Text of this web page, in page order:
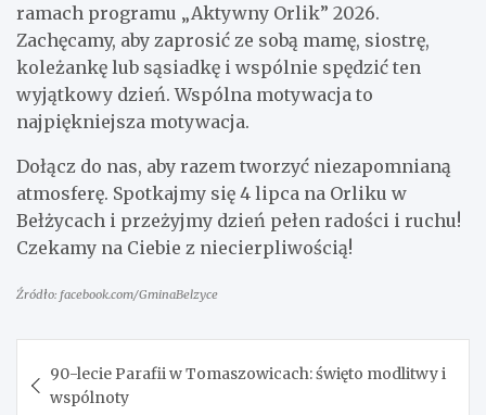
ramach programu „Aktywny Orlik” 2026.
Zachęcamy, aby zaprosić ze sobą mamę, siostrę,
koleżankę lub sąsiadkę i wspólnie spędzić ten
wyjątkowy dzień. Wspólna motywacja to
najpiękniejsza motywacja.
Dołącz do nas, aby razem tworzyć niezapomnianą
atmosferę. Spotkajmy się 4 lipca na Orliku w
Bełżycach i przeżyjmy dzień pełen radości i ruchu!
Czekamy na Ciebie z niecierpliwością!
Źródło: facebook.com/GminaBelzyce
wpisu
90-lecie Parafii w Tomaszowicach: święto modlitwy i
wspólnoty